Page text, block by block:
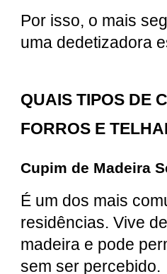
Por isso, o mais
uma dedetizadora
QUAIS TIPOS DE
FORROS E
Cupim de Madeira
É um dos mais
residências. Vive
madeira e pode
sem ser percebido.